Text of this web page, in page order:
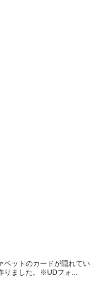
ットのカードが隠れて
りました。※UDフォ...